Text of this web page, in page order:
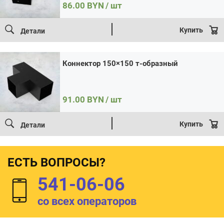
86.00 BYN / шт
Детали Купить
Коннектор 150×150 т-образный
91.00 BYN / шт
Детали Купить
ЕСТЬ ВОПРОСЫ?
541-06-06
со всех операторов